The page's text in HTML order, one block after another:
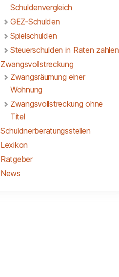
Schuldenvergleich
GEZ-Schulden
Spielschulden
Steuerschulden in Raten zahlen
Zwangsvollstreckung
Zwangsräumung einer
Wohnung
Zwangsvollstreckung ohne
Titel
Schuldnerberatungsstellen
Lexikon
Ratgeber
News